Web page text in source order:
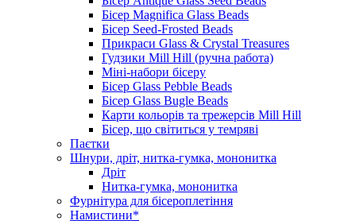
Бісер Magnifica Glass Beads
Бісер Seed-Frosted Beads
Прикраси Glass & Crystal Treasures
Гудзики Mill Hill (ручна работа)
Міні-набори бісеру
Бісер Glass Pebble Beads
Бісер Glass Bugle Beads
Карти кольорів та трежерсів Mill Hill
Бісер, що світиться у темряві
Паєтки
Шнури, дріт, нитка-гумка, мононитка
Дріт
Нитка-гумка, мононитка
Фурнітура для бісероплетіння
Намистини*